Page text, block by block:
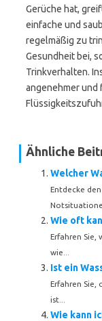
Gerüche hat,
einfache und
regelmäßig zu
Gesundheit bei,
Trinkverhalten.
angenehmer und
Ähnliche
Welcher
Entdecke
Wie oft
Erfahren Sie,
wie...
Ist ein
Erfahren Sie,
ist...
Wie kann